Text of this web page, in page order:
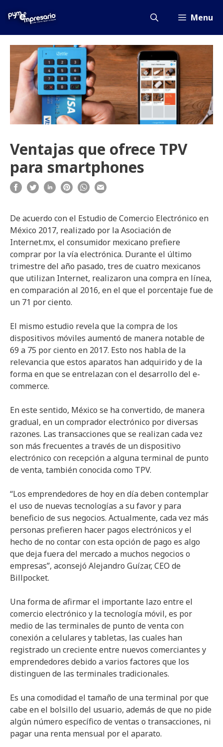
Menu
Ventajas que ofrece TPV
para smartphones
De acuerdo con el Estudio de Comercio Electrónico en
México 2017, realizado por la Asociación de
Internet.mx, el consumidor mexicano prefiere
comprar por la vía electrónica. Durante el último
trimestre del año pasado, tres de cuatro mexicanos
que utilizan Internet, realizaron una compra en línea,
en comparación al 2016, en el que el porcentaje fue de
un 71 por ciento.
El mismo estudio revela que la compra de los
dispositivos móviles aumentó de manera notable de
69 a 75 por ciento en 2017. Esto nos habla de la
relevancia que estos aparatos han adquirido y de la
forma en que se entrelazan con el desarrollo del e-
commerce.
En este sentido, México se ha convertido, de manera
gradual, en un comprador electrónico por diversas
razones. Las transacciones que se realizan cada vez
son más frecuentes a través de un dispositivo
electrónico con recepción a alguna terminal de punto
de venta, también conocida como TPV.
“Los emprendedores de hoy en día deben contemplar
el uso de nuevas tecnologías a su favor y para
beneficio de sus negocios. Actualmente, cada vez más
personas prefieren hacer pagos electrónicos y el
hecho de no contar con esta opción de pago es algo
que deja fuera del mercado a muchos negocios o
empresas”, aconsejó Alejandro Guízar, CEO de
Billpocket.
Una forma de afirmar el importante lazo entre el
comercio electrónico y la tecnología móvil, es por
medio de las terminales de punto de venta con
conexión a celulares y tabletas, las cuales han
registrado un creciente entre nuevos comerciantes y
emprendedores debido a varios factores que los
distinguen de las terminales tradicionales.
Es una comodidad el tamaño de una terminal por que
cabe en el bolsillo del usuario, además de que no pide
algún número específico de ventas o transacciones, ni
pagar una renta mensual por el aparato.